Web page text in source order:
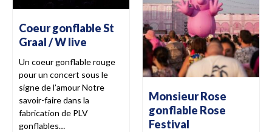
Coeur gonflable St
Graal / W live
Un coeur gonflable rouge
pour un concert sous le
signe de l’amour Notre
savoir-faire dans la
fabrication de PLV
gonflables…
Monsieur Rose
gonflable Rose
Festival